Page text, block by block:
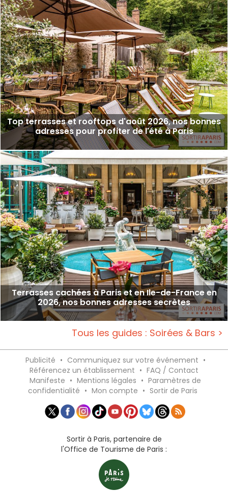
Top terrasses et rooftops d'août 2026, nos bonnes
adresses pour profiter de l'été à Paris
Terrasses cachées à Paris et en Ile-de-France en
2026, nos bonnes adresses secrètes
Tous les guides : Soirées & Bars >
Publicité • Communiquez sur votre événement •
Référencez un établissement • FAQ / Contact
Manifeste • Mentions légales • Paramètres de
confidentialité • Mon compte • Sortir de Paris
Sortir à Paris, partenaire de
l'Office de Tourisme de Paris :